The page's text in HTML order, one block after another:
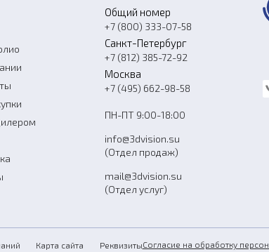
Общий номер
+7 (800) 333-07-58
Санкт-Петербург
+7 (812) 385-72-92
Москва
+7 (495) 662-98-58
ПН-ПТ 9:00-18:00
info@3dvision.su
(Отдел продаж)
mail@3dvision.su
(Отдел услуг)
Карта сайта РеквизитыСогласие на обработку